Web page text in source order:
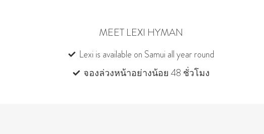
MEET LEXI HYMAN
Lexi is available on Samui all year round
จองล่วงหน้าอย่างน้อย 48 ชั่วโมง